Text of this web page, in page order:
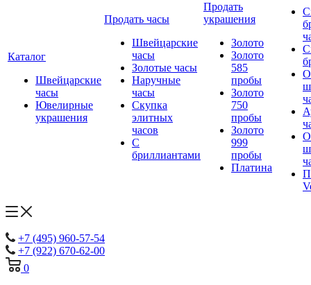
Каталог
Швейцарские
часы
Ювелирные
украшения
Продать часы
Швейцарские
часы
Золотые часы
Наручные
часы
Скупка
элитных
часов
С
бриллиантами
Продать
украшения
Золото
Золото
585
пробы
Золото
750
пробы
Золото
999
пробы
Платина
+7 (495) 960-57-54
+7 (922) 670-62-00
0